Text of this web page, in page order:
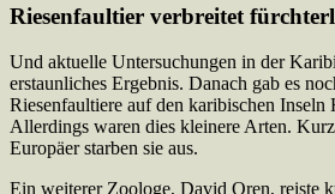
Riesenfaultier verbreitet
Und aktuelle Untersuchungen in der
erstaunliches Ergebnis. Danach gab es
Riesenfaultiere auf den karibischen
Allerdings waren dies kleinere Arten.
Europäer starben sie aus.
Ein weiterer Zoologe, David Oren, reiste